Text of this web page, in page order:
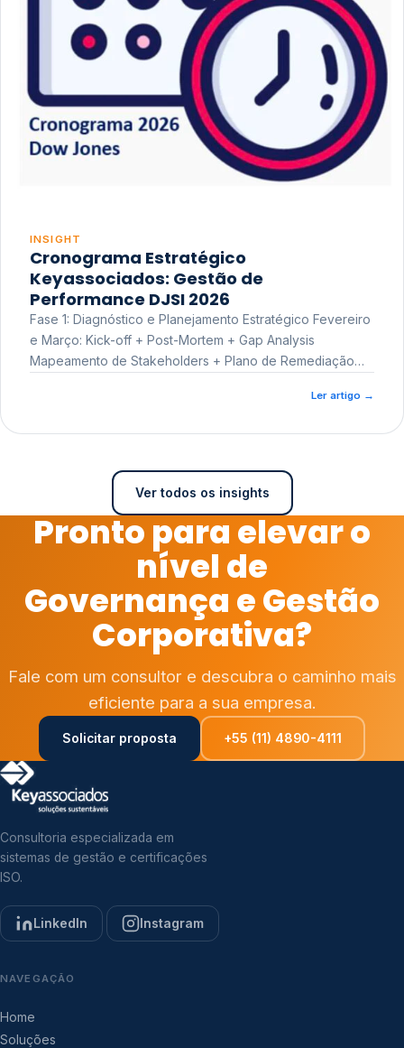
INSIGHT
Cronograma Estratégico
Keyassociados: Gestão de
Performance DJSI 2026
Fase 1: Diagnóstico e Planejamento Estratégico Fevereiro
e Março: Kick-off + Post-Mortem + Gap Analysis
Mapeamento de Stakeholders + Plano de Remediação
Ler artigo →
Ver todos os insights
Pronto para elevar o
nível de
Governança e Gestão
Corporativa?
Fale com um consultor e descubra o caminho mais
eficiente para a sua empresa.
Solicitar proposta +55 (11) 4890-4111
Consultoria especializada em
sistemas de gestão e certificações
ISO.
LinkedIn Instagram
NAVEGAÇÃO
Home
Soluções